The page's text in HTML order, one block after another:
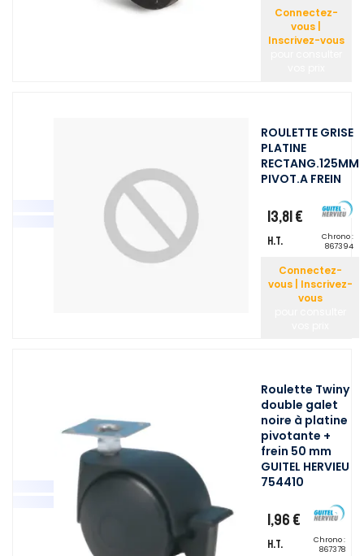
Connectez-
vous |
Inscrivez-vous
ROULETTE GRISE
PLATINE
RECTANG.125MM
PIVOT.A FREIN
13,81 €
H.T.
Chrono :
867394
Connectez-
vous | Inscrivez-
vous
Roulette Twiny
double galet
noire à platine
pivotante +
frein 50 mm
GUITEL HERVIEU
754410
1,96 €
H.T.
Chrono :
867378